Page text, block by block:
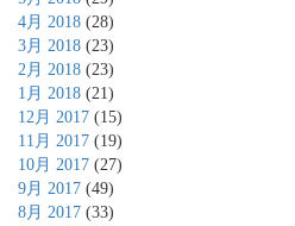
4月 2018 (28)
3月 2018 (23)
2月 2018 (23)
1月 2018 (21)
12月 2017 (15)
11月 2017 (19)
10月 2017 (27)
9月 2017 (49)
8月 2017 (33)